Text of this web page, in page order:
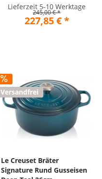
Lieferzeit 5-10 Werktage
245,00 € *
227,85 € *
Versandfrei
Le Creuset Bräter
Signature Rund Gusseisen